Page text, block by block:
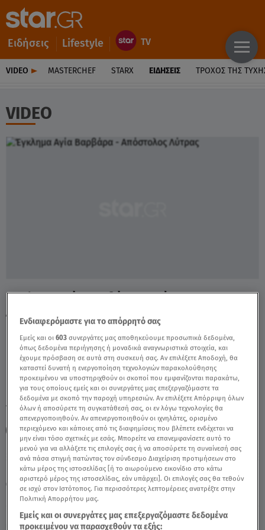
Ειδήσεις Lifestyle
VIDEO MASTERCHEF STARX ΕΙΔΉΣΕΙΣ ΤΡΟΧΌΣ ΤΗΣ
VIDEO
Παρασκευή 7 Αυγούστου 2026
28.04.21, 15:05
ΕΛΛΑΔΑ
Πηγή: Αλήθειες με τη Ζήνα
Έγκλημα Αγία Βαρβάρα: Τι Λέει Ο
Απόστολος Λύτρας - Video
TAGS: ΕΓΚΛΗΜΑ ΑΓΙΑ ΒΑΡΒΑΡΑ ΑΠΟΣΤΟΛΟΣ ΛΥΤΡΑΣ
ΑΛΗΘΕΙΕΣ ΜΕ ΤΗ ΖΗΝΑ
Ενδιαφερόμαστε για το απόρρητό σας
Εμείς και οι603 συνεργάτες μας αποθηκεύουμε προσωπικά δεδομένα,
όπως δεδομένα περιήγησης ή μοναδικά αναγνωριστικά στοιχεία, και
έχουμε πρόσβαση σε αυτά στη συσκευή σας. Αν επιλέξετε Αποδοχή, θα
καταστεί δυνατή η ενεργοποίηση τεχνολογιών παρακολούθησης
προκειμένου να υποστηριχθούν οι σκοποί που εμφανίζονται παρακάτω,
για τους οποίους εμείς και οι συνεργάτες μας επεξεργαζόμαστε τα
δεδομένα με σκοπό την παροχή υπηρεσιών. Αν επιλέξετε Απόρριψη όλων
όλων ή αποσύρετε τη συγκατάθεσή σας, οι εν λόγω τεχνολογίες θα
απενεργοποιηθούν. Αν απενεργοποιηθούν οι ιχνηλάτες, ορισμένο
περιεχόμενο και κάποιες από τις διαφημίσεις που βλέπετε ενδέχεται να
μην είναι τόσο σχετικές με εσάς. Μπορείτε να επανεμφανίσετε αυτό το
μενού για να αλλάξετε τις επιλογές σας ή να αποσύρετε τη συναίνεσή σας
ανά πάσα στιγμή πατώντας τον σύνδεσμο Διαχείριση προτιμήσεων στο
κάτω μέρος της ιστοσελίδας [ή το αιωρούμενο εικονίδιο στο κάτω
αριστερό μέρος της ιστοσελίδας, εάν υπάρχει]. Οι επιλογές σας θα τεθούν
σε ισχύ στον Ιστότοπος. Για περισσότερες λεπτομέρειες ανατρέξτε στην
Πολιτική Απορρήτου μας.
Εμείς και οι συνεργάτες μας επεξεργαζόμαστε δεδομένα
προκειμένου να παρασχεθούν τα εξής: